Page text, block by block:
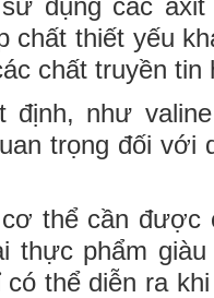
dụng các
chất thiết yếu
chất truyền
định, như
trọng đối với
thể cần được
thực phẩm
thể diễn ra